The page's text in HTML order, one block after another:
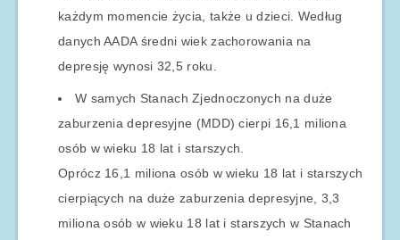
każdym momencie życia, także u dzieci. Według
danych AADA średni wiek zachorowania na
depresję wynosi 32,5 roku.
W samych Stanach Zjednoczonych na duże
zaburzenia depresyjne (MDD) cierpi 16,1 miliona
osób w wieku 18 lat i starszych.
Oprócz 16,1 miliona osób w wieku 18 lat i starszych
cierpiących na duże zaburzenia depresyjne, 3,3
miliona osób w wieku 18 lat i starszych w Stanach